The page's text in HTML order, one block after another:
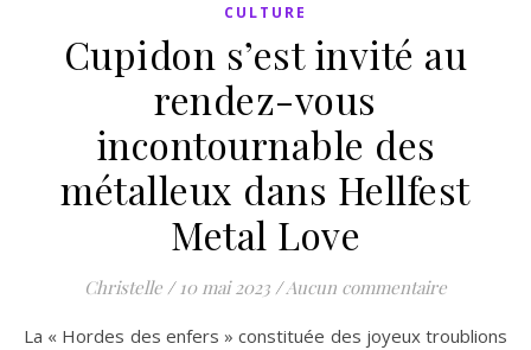
CULTURE
Cupidon s’est invité au
rendez-vous
incontournable des
métalleux dans Hellfest
Metal Love
Christelle / 10 mai 2023 /Aucun commentaire
La « Hordes des enfers » constituée des joyeux troublions